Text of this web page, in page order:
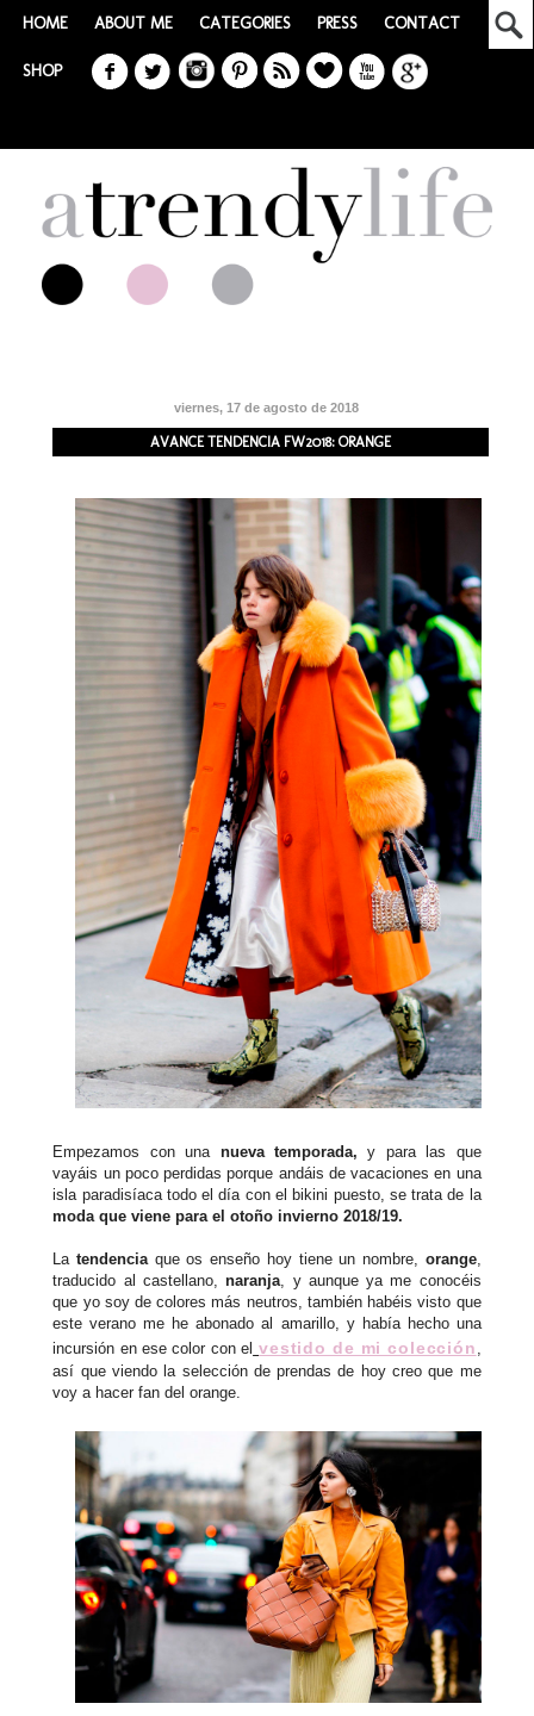
HOME ABOUT ME CATEGORIES PRESS CONTACT
SHOP
viernes, 17 de agosto de 2018
AVANCE TENDENCIA FW2018: ORANGE
Empezamos con una nueva temporada, y para las que
vayáis un poco perdidas porque andáis de vacaciones en una
isla paradisíaca todo el día con el bikini puesto, se trata de la
moda que viene para el otoño invierno 2018/19.
Latendenciaque os enseño hoy tiene un nombre, orange,
traducido al castellano,naranja, y aunque ya me conocéis
que yo soy de colores más neutros, también habéis visto que
este verano me he abonado al amarillo, y había hecho una
incursión en ese color con el vestido de mi colección ,
así que viendo la selección de prendas de hoy creo que me
voy a hacer fan del orange.